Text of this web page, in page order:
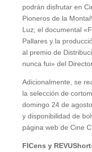
podrán disfrutar en
Pioneros de la
Luz; el documental
Pallares y la
al premio de
nunca fui» del
Adicionalmente, se
la selección de
domingo 24 de
y disponibilidad de
página web de Cine
FICens y